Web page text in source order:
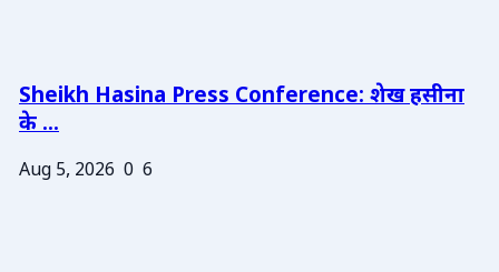
Sheikh Hasina Press Conference: शेख हसीना
के ...
Aug 5, 2026 0 6